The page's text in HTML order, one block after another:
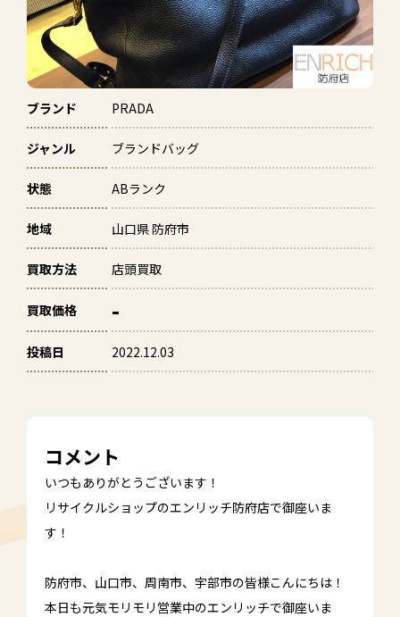
ブランド PRADA
ジャンル ブランドバッグ
状態 ABランク
地域 山口県 防府市
買取方法 店頭買取
買取価格 -
投稿日 2022.12.03
コメント
いつもありがとうございます！
リサイクルショップのエンリッチ防府店で御座いま
す！
防府市、山口市、周南市、宇部市の皆様こんにちは！
本日も元気モリモリ営業中のエンリッチで御座いま